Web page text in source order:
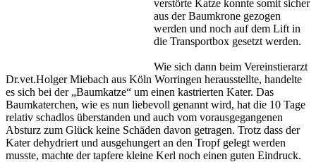
verstörte Katze konnte somit sicher
aus der Baumkrone gezogen
werden und noch auf dem Lift in
die Transportbox gesetzt werden.
Wie sich dann beim Vereinstierarzt
Dr.vet.Holger Miebach aus Köln Worringen herausstellte, handelte
es sich bei der „Baumkatze“ um einen kastrierten Kater. Das
Baumkaterchen, wie es nun liebevoll genannt wird, hat die 10 Tage
relativ schadlos überstanden und auch vom vorausgegangenen
Absturz zum Glück keine Schäden davon getragen. Trotz dass der
Kater dehydriert und ausgehungert an den Tropf gelegt werden
musste, machte der tapfere kleine Kerl noch einen guten Eindruck.